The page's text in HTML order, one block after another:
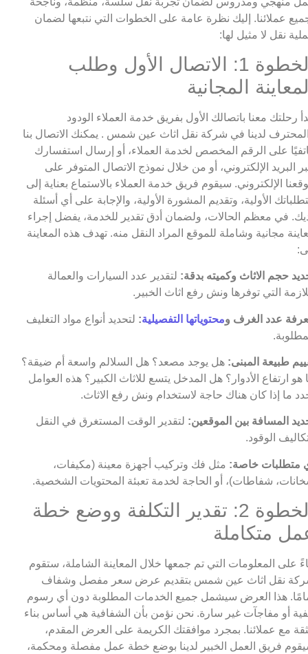
عملائنا. إليك نظرة عامة على الخطوات التي نتبعها لضمان
نقل لا مثيل لها:
الخطوة 1: الاتصال الأول وطلب
المجانية
رحلتك معنا باتصالك الأول بفريق خدمة العملاء الودود
لدينا في شركة نقل اثاث عين شمس . يمكنك الاتصال بنا
على الرقم المخصص لخدمة العملاء، أو إرسال استفسارك
البريد الإلكتروني، أو من خلال نموذج الاتصال المتوفر على
الإلكتروني. سيقوم فريق خدمة العملاء بالاستماع بعناية إلى
الأولية، وتقديم المشورة الأولية، والإجابة على أي أسئلة
في معظم الحالات، ولضمان أدق تقدير للخدمة، يفضل إجراء
مجانية وشاملة للموقع المراد النقل منه. تهدف هذه المعاينة
حجم الاثاث وكميته بدقة: لتقدير عدد السيارات والعمالة
التي توفرها ونش رفع اثاث الخبير.
عدد الغرف ومحتوياتها التفصيلية: لتحديد أنواع مواد التغليف
طبيعة المبنى: هل يوجد مصعد؟ هل السلالم واسعة أم ضيقة؟
هو ارتفاع الأدوار؟ هل المدخل يتسع للاثاث الكبير؟ هذه العوامل
ما إذا كان هناك حاجة لاستخدام ونش رفع الاثاث.
المسافة بين الموقعين: لتقدير الوقت المستغرق في النقل
الوقود.
متطلبات خاصة: مثل فك وتركيب أجهزة معينة (مكيفات،
شفاطات)، أو الحاجة لخدمة تعبئة المحتويات الشخصية.
الخطوة 2: تقدير التكلفة ووضع خطة
متكاملة
على المعلومات التي تم جمعها خلال المعاينة الشاملة، ستقوم
نقل اثاث عين شمس بتقديم عرض سعر مفصل وشفاف
هذا العرض سيشمل جميع الخدمات المطلوبة دون أي رسوم
أو مفاجآت غير سارة. نحن نؤمن بأن الشفافية هي أساس بناء
مع عملائنا. بمجرد موافقتك الكريمة على العرض المقدم،
فريق العمل الخبير لدينا بوضع خطة عمل مفصلة ومحكمة،